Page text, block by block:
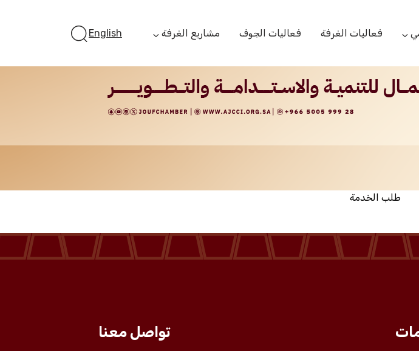
البحوث والدراسات
مكتب الاحتجاج
فعاليات الغرفة فعاليات الجوف مشاريع الغرفة
أستثمر بالجوف
الجوف ستارت أب
English
طلب الخدمة
تواصل معنا